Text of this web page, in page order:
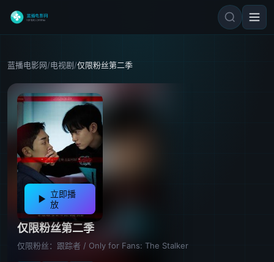
蓝播电影网/电视剧/仅限粉丝第二季
立即播
放
仅限粉丝第二季
仅限粉丝：跟踪者 / Only for Fans: The Stalker